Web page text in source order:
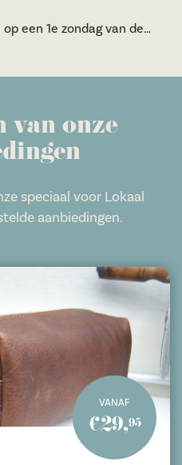
van onze
speciaal voor Lokaal
aanbiedingen.
VANAF
€29,95